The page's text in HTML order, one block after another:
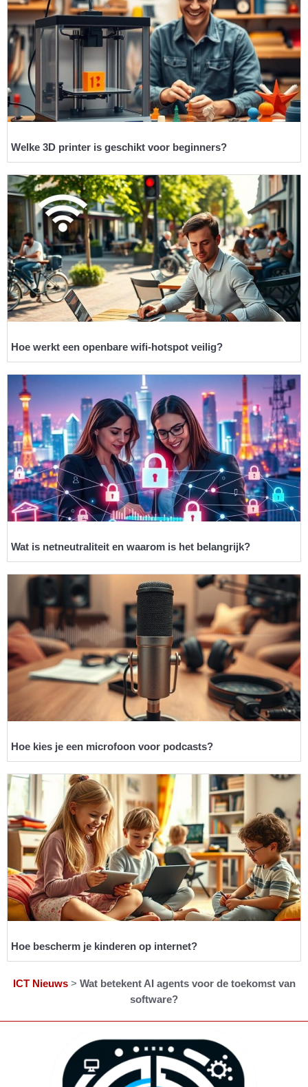
Welke 3D printer is geschikt voor beginners?
Hoe werkt een openbare wifi-hotspot veilig?
Wat is netneutraliteit en waarom is het belangrijk?
Hoe kies je een microfoon voor podcasts?
Hoe bescherm je kinderen op internet?
ICT Nieuws> Wat betekent AI agents voor de toekomst van
software?